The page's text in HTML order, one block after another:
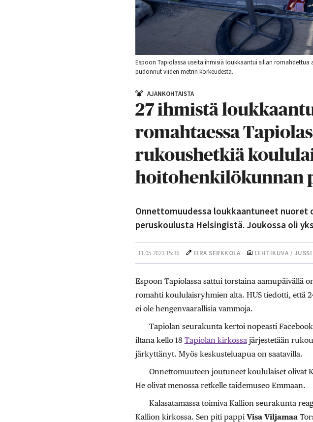
Espoon Tapiolassa useita ihmisiä loukkaantui sillan
pudonnut viiden metrin korkeudesta.
AJANKOHTAISTA
27 ihmistä
romahtaessa
rukoushetkiä
hoitohenkilökunnan
Onnettomuudessa loukkaantuneet
peruskoulusta Helsingistä. Joukossa oli
11.05.2023 15:36 EIRA SERKKOLA LEHTIKUVA /
Espoon Tapiolassa sattui torstaina
romahti koululaisryhmien alta. HUS tiedotti, että
ei ole hengenvaarallisia vammoja.
Tapiolan seurakunta kertoi nopeasti
iltana kello 18 Tapiolan kirkossajärjestetään
järkyttänyt. Myös keskusteluapua on saatavilla.
Onnettomuuteen joutuneet koululaiset olivat
He olivat menossa retkelle taidemuseo Emmaan.
Kalasatamassa toimiva Kallion seurakunta
Kallion kirkossa. Sen piti pappi Visa Viljamaa